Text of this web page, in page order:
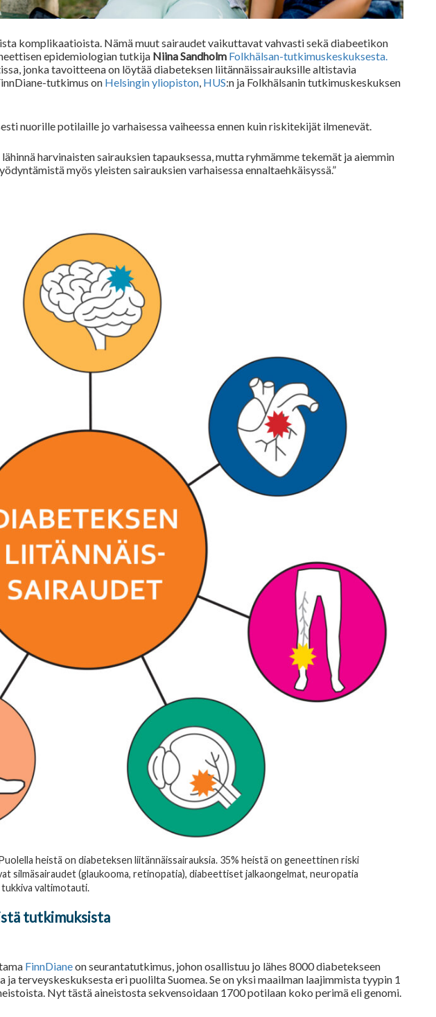
komplikaatioista. Nämä muut sairaudet vaikuttavat vahvasti sekä diabeetikon
epidemiologian tutkija Niina Sandholm Folkhälsan-tutkimuskeskuksesta.
jonka tavoitteena on löytää diabeteksen liitännäissairauksille altistavia
tutkimus on Helsingin yliopiston, HUS:n ja Folkhälsanin tutkimuskeskuksen
nuorille potilaille jo varhaisessa vaiheessa ennen kuin riskitekijät ilmenevät.
harvinaisten sairauksien tapauksessa, mutta ryhmämme tekemät ja aiemmin
myös yleisten sairauksien varhaisessa ennaltaehkäisyssä.”
heistä on diabeteksen liitännäissairauksia. 35% heistä on geneettinen riski
silmäsairaudet (glaukooma, retinopatia), diabeettiset jalkaongelmat, neuropatia
valtimotauti.
tutkimuksista
FinnDianeon seurantatutkimus, johon osallistuu jo lähes 8000 diabetekseen
terveyskeskuksesta eri puolilta Suomea. Se on yksi maailman laajimmista tyypin 1
Nyt tästä aineistosta sekvensoidaan 1700 potilaan koko perimä eli genomi.